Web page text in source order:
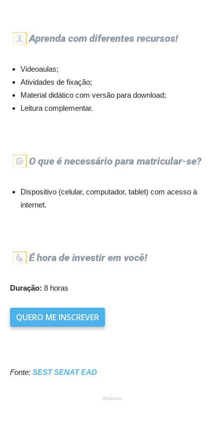
Videoaulas;
Atividades de fixação;
Material didático com versão para download;
Leitura complementar.
Dispositivo (celular, computador, tablet) com acesso à
internet.
Duração: 8 horas
QUERO ME INSCREVER
Fonte: SEST SENAT EAD
Anúncio